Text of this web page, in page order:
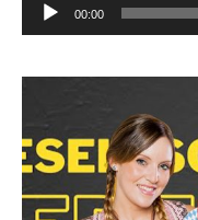
00:00